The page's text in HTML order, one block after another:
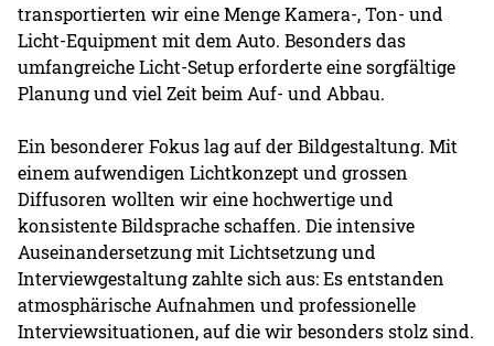
transportierten wir eine Menge Kamera-, Ton- und
Licht-Equipment mit dem Auto. Besonders das
umfangreiche Licht-Setup erforderte eine sorgfältige
Planung und viel Zeit beim Auf- und Abbau.
Ein besonderer Fokus lag auf der Bildgestaltung. Mit
einem aufwendigen Lichtkonzept und grossen
Diffusoren wollten wir eine hochwertige und
konsistente Bildsprache schaffen. Die intensive
Auseinandersetzung mit Lichtsetzung und
Interviewgestaltung zahlte sich aus: Es entstanden
atmosphärische Aufnahmen und professionelle
Interviewsituationen, auf die wir besonders stolz sind.